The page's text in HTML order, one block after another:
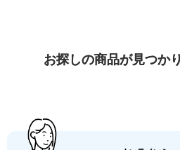
お探しの商品が見つか